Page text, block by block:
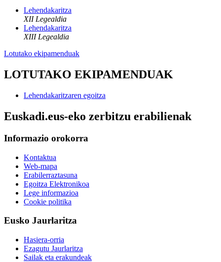
Lehendakaritza
XII Legealdia
Lehendakaritza
XIII Legealdia
Lotutako ekipamenduak
LOTUTAKO EKIPAMENDUAK
Lehendakaritzaren egoitza
Euskadi.eus-eko zerbitzu erabilienak
Informazio orokorra
Kontaktua
Web-mapa
Erabilerraztasuna
Egoitza Elektronikoa
Lege informazioa
Cookie politika
Eusko Jaurlaritza
Hasiera-orria
Ezagutu Jaurlaritza
Sailak eta erakundeak